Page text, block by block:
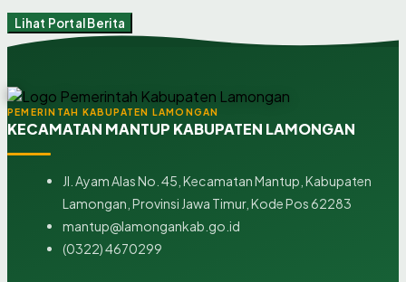
Lihat Portal Berita
PEMERINTAH KABUPATEN LAMONGAN
KECAMATAN MANTUP KABUPATEN LAMONGAN
Jl. Ayam Alas No. 45, Kecamatan Mantup, Kabupaten
Lamongan, Provinsi Jawa Timur, Kode Pos 62283
mantup@lamongankab.go.id
(0322) 4670299